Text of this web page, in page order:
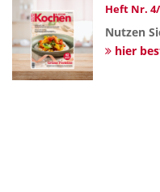
Heft Nr.
Nutzen
hier